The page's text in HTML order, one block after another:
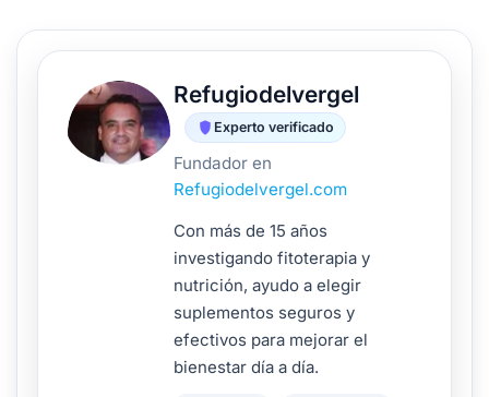
Refugiodelvergel
Experto verificado
Fundador en
Refugiodelvergel.com
Con más de 15 años
investigando fitoterapia y
nutrición, ayudo a elegir
suplementos seguros y
efectivos para mejorar el
bienestar día a día.